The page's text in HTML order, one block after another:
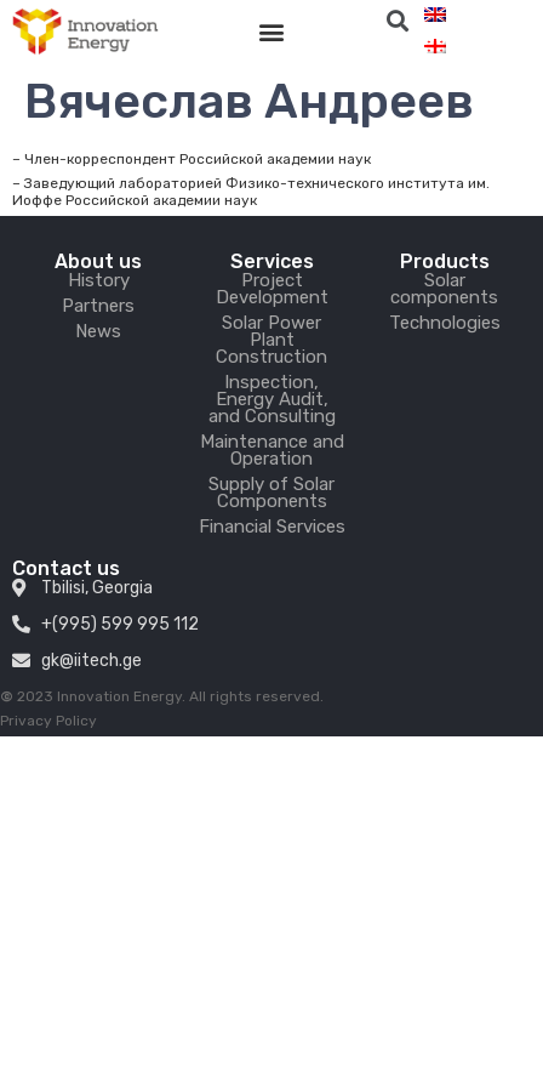
Вячеслав Андреев
– Член-корреспондент Российской академии наук
– Заведующий лабораторией Физико-технического института им.
Иоффе Российской академии наук
About us
History
Partners
News
Services
Project
Development
Solar Power
Plant
Construction
Inspection,
Energy Audit,
and Consulting
Maintenance and
Operation
Supply of Solar
Components
Financial Services
Products
Solar
components
Technologies
Contact us
Tbilisi, Georgia
+(995) 599 995 112
gk@iitech.ge
© 2023 Innovation Energy. All rights reserved.
Privacy Policy